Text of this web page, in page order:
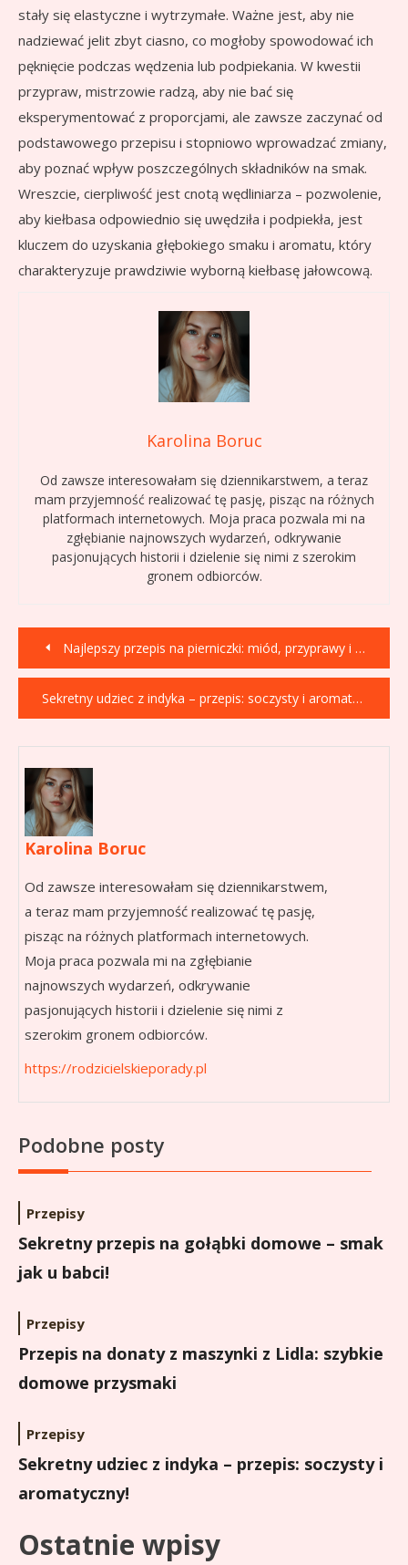
stały się elastyczne i wytrzymałe. Ważne jest, aby nie
nadziewać jelit zbyt ciasno, co mogłoby spowodować ich
pęknięcie podczas wędzenia lub podpiekania. W kwestii
przypraw, mistrzowie radzą, aby nie bać się
eksperymentować z proporcjami, ale zawsze zaczynać od
podstawowego przepisu i stopniowo wprowadzać zmiany,
aby poznać wpływ poszczególnych składników na smak.
Wreszcie, cierpliwość jest cnotą wędliniarza – pozwolenie,
aby kiełbasa odpowiednio się uwędziła i podpiekła, jest
kluczem do uzyskania głębokiego smaku i aromatu, który
charakteryzuje prawdziwie wyborną kiełbasę jałowcową.
Karolina Boruc
Od zawsze interesowałam się dziennikarstwem, a teraz
mam przyjemność realizować tę pasję, pisząc na różnych
platformach internetowych. Moja praca pozwala mi na
zgłębianie najnowszych wydarzeń, odkrywanie
pasjonujących historii i dzielenie się nimi z szerokim
gronem odbiorców.
Nawigacja
wpisu
Najlepszy przepis na pierniczki: miód, przyprawy i sekret idealnych wypieków
Sekretny udziec z indyka – przepis: soczysty i aromatyczny!
Karolina Boruc
Od zawsze interesowałam się dziennikarstwem,
a teraz mam przyjemność realizować tę pasję,
pisząc na różnych platformach internetowych.
Moja praca pozwala mi na zgłębianie
najnowszych wydarzeń, odkrywanie
pasjonujących historii i dzielenie się nimi z
szerokim gronem odbiorców.
https://rodzicielskieporady.pl
Podobne posty
Przepisy
Sekretny przepis na gołąbki domowe – smak
jak u babci!
Przepisy
Przepis na donaty z maszynki z Lidla: szybkie
domowe przysmaki
Przepisy
Sekretny udziec z indyka – przepis: soczysty i
aromatyczny!
Ostatnie wpisy